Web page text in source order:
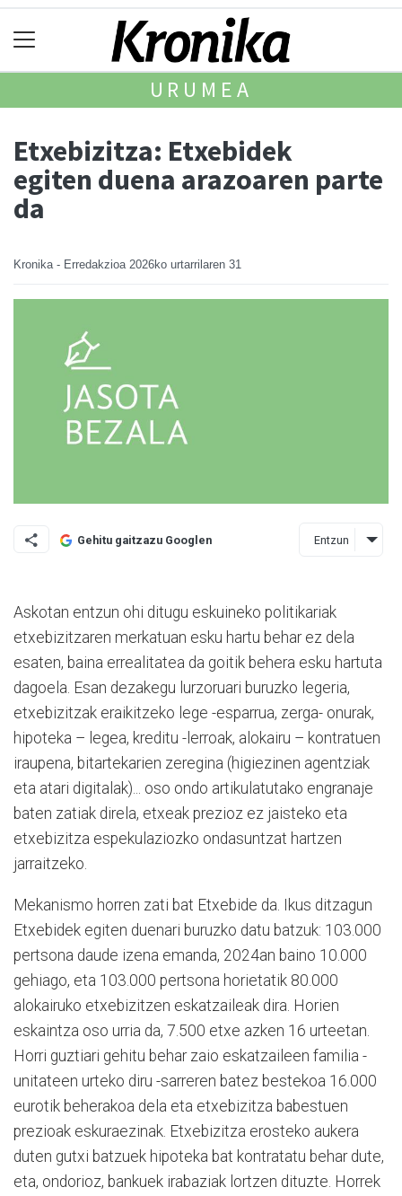
URUMEA
Etxebizitza: Etxebidek
egiten duena arazoaren parte
da
Kronika - Erredakzioa 2026ko urtarrilaren 31
Gehitu gaitzazu Googlen Entzun
Askotan entzun ohi ditugu eskuineko politikariak
etxebizitzaren merkatuan esku hartu behar ez dela
esaten, baina errealitatea da goitik behera esku hartuta
dagoela. Esan dezakegu lurzoruari buruzko legeria,
etxebizitzak eraikitzeko lege -esparrua, zerga- onurak,
hipoteka – legea, kreditu -lerroak, alokairu – kontratuen
iraupena, bitartekarien zeregina (higiezinen agentziak
eta atari digitalak)... oso ondo artikulatutako engranaje
baten zatiak direla, etxeak prezioz ez jaisteko eta
etxebizitza espekulaziozko ondasuntzat hartzen
jarraitzeko.
Mekanismo horren zati bat Etxebide da. Ikus ditzagun
Etxebidek egiten duenari buruzko datu batzuk: 103.000
pertsona daude izena emanda, 2024an baino 10.000
gehiago, eta 103.000 pertsona horietatik 80.000
alokairuko etxebizitzen eskatzaileak dira. Horien
eskaintza oso urria da, 7.500 etxe azken 16 urteetan.
Horri guztiari gehitu behar zaio eskatzaileen familia -
unitateen urteko diru -sarreren batez bestekoa 16.000
eurotik beherakoa dela eta etxebizitza babestuen
prezioak eskuraezinak. Etxebizitza erosteko aukera
duten gutxi batzuek hipoteka bat kontratatu behar dute,
eta, ondorioz, bankuek irabaziak lortzen dituzte. Horrek